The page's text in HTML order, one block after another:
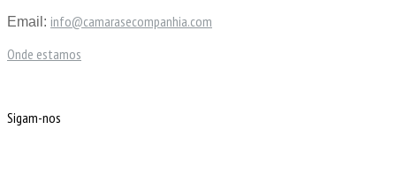
Email: info@camarasecompanhia.com
Onde estamos
Sigam-nos